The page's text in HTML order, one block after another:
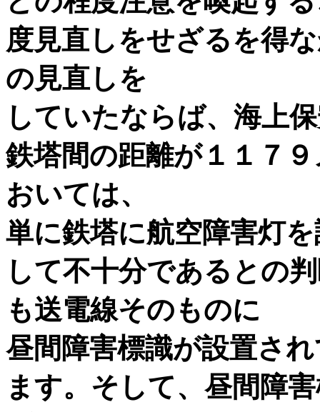
度見直しをせざるを得
の見直しを
していたならば、海上
鉄塔間の距離が１１７
おいては、
単に鉄塔に航空障害灯
して不十分であるとの
も送電線そのものに
昼間障害標識が設置さ
ます。そして、昼間障